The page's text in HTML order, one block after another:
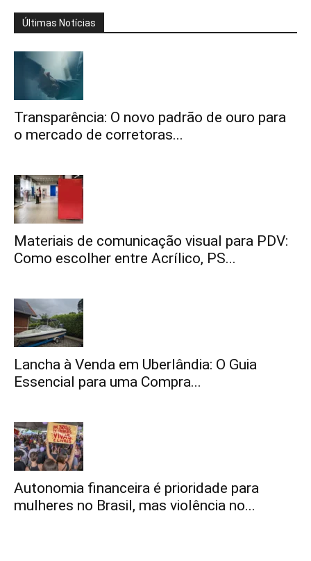
Últimas Notícias
Transparência: O novo padrão de ouro para
o mercado de corretoras...
Materiais de comunicação visual para PDV:
Como escolher entre Acrílico, PS...
Lancha à Venda em Uberlândia: O Guia
Essencial para uma Compra...
Autonomia financeira é prioridade para
mulheres no Brasil, mas violência no...